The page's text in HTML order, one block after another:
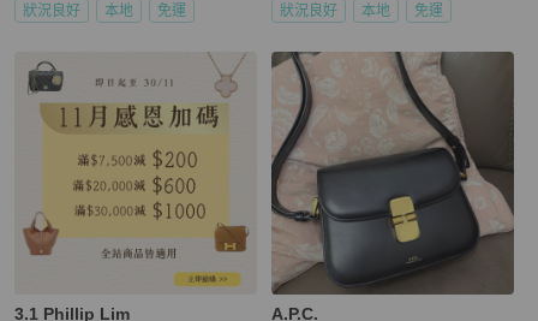
狀況良好 本地 免運 狀況良好 本地 免運
3.1 Phillip Lim A.P.C.